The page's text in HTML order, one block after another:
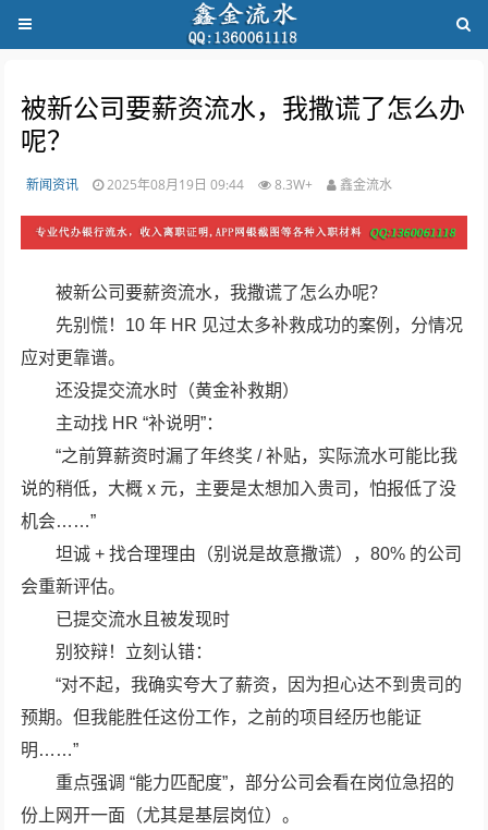
被新公司要薪资流水，我撒谎了怎么办
呢？
新闻资讯 2025年08月19日 09:44 8.3W+ 鑫金流水
被新公司要薪资流水，我撒谎了怎么办呢？
先别慌！10 年 HR 见过太多补救成功的案例，分情况
应对更靠谱。
还没提交流水时（黄金补救期）
主动找 HR “补说明”：
“之前算薪资时漏了年终奖 / 补贴，实际流水可能比我
说的稍低，大概 x 元，主要是太想加入贵司，怕报低了没
机会……”
坦诚 + 找合理理由（别说是故意撒谎），80% 的公司
会重新评估。
已提交流水且被发现时
别狡辩！立刻认错：
“对不起，我确实夸大了薪资，因为担心达不到贵司的
预期。但我能胜任这份工作，之前的项目经历也能证
明……”
重点强调 “能力匹配度”，部分公司会看在岗位急招的
份上网开一面（尤其是基层岗位）。